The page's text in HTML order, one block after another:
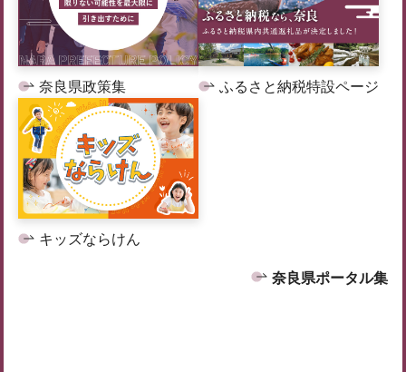
奈良県政策集 ふるさと納税特設ページ
キッズならけん
奈良県ポータル集